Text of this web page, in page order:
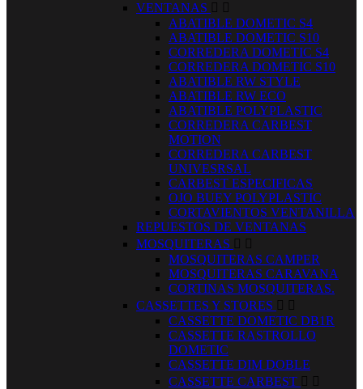
VENTANAS  
ABATIBLE DOMETIC S4
ABATIBLE DOMETIC S10
CORREDERA DOMETIC S4
CORREDERA DOMETIC S10
ABATIBLE RW STYLE
ABATIBLE RW ECO
ABATIBLE POLYPLASTIC
CORREDERA CARBEST
MOTION
CORREDERA CARBEST
UNIVESRSAL
CARBEST ESPECIFICAS
OJO BUEY POLYPLASTIC
CORTAVIENTOS VENTANILLA
REPUESTOS DE VENTANAS
MOSQUITERAS  
MOSQUITERAS CAMPER
MOSQUITERAS CARAVANA
CORTINAS MOSQUITERAS.
CASSETTES Y STORES  
CASSETTE DOMETIC DB1R
CASSETTE RASTROLLO
DOMETIC
CASSETTE DIM DOBLE
CASSETTE CARBEST  